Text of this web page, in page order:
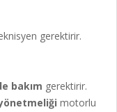
gerektirir.
bakım gerektirir.
motorlu